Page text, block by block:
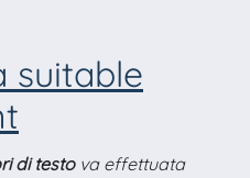
suitable
di testova effettuata